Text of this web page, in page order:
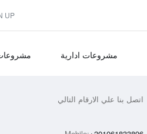
UP
مشروعات ادارية
اتصل بنا علي الارقام التالي